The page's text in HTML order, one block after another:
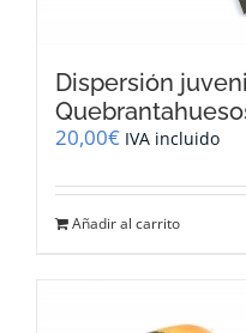
Dispersión
20,00€ IVA incluido
Añadir al carrito